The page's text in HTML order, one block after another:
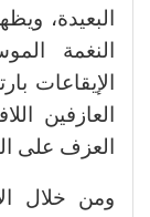
البعيدة،
النغمة
الإيقاعات
العازفين
العزف على
ومن خلال